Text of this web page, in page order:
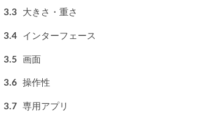
3.3 大きさ・重さ
3.4 インターフェース
3.5 画面
3.6 操作性
3.7 専用アプリ